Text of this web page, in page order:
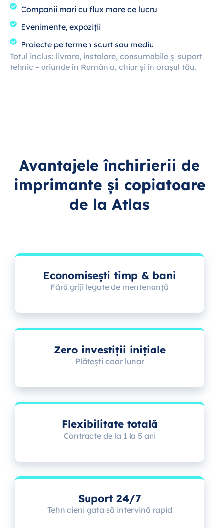
Companii mari cu flux mare de lucru
Evenimente, expoziții
Proiecte pe termen scurt sau mediu
Totul inclus: livrare, instalare, consumabile și suport
tehnic – oriunde în România, chiar și în orașul tău.
Avantajele închirierii de
imprimante și copiatoare
de la Atlas
Economisești timp & bani
Fără griji legate de mentenanță
Zero investiții inițiale
Plătești doar lunar
Flexibilitate totală
Contracte de la 1 la 5 ani
Suport 24/7
Tehnicieni gata să intervină rapid